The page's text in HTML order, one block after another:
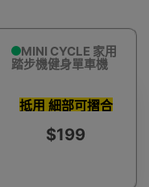
MINI CYCLE 家用
踏步機健身單車機
抵用 細部可摺合
可調力度
$199